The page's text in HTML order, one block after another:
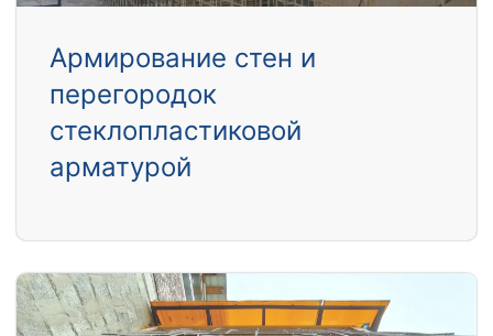
Армирование стен и
перегородок
стеклопластиковой
арматурой